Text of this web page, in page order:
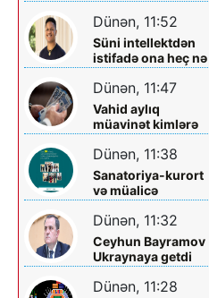
Dünən, 11:52
Süni intellektdən
istifadə ona heç nə
qazandırmadı...
Dünən, 11:47
Vahid aylıq
müavinət kimlərə
verilir? - Dövlət
Komitəsindən
açıqlama vahid-
ayliq-muavinet-
kimlere-verilir
Dünən, 11:38
Sanatoriya-kurort
və müalicə
mərkəzlərinə yola
salındılar
Dünən, 11:32
Ceyhun Bayramov
Ukraynaya getdi
Dünən, 11:28